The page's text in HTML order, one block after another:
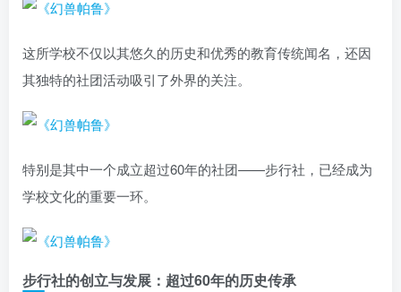
这所学校不仅以其悠久的历史和优秀的教育传统闻名，还因
其独特的社团活动吸引了外界的关注。
特别是其中一个成立超过60年的社团——步行社，已经成为
学校文化的重要一环。
步行社的创立与发展：超过60年的历史传承